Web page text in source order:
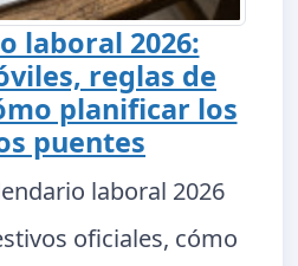
laboral 2026:
reglas de
planificar los
puentes
laboral 2026
oficiales, cómo